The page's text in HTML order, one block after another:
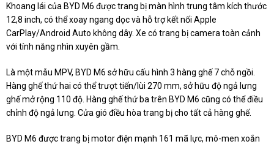
Khoang lái của BYD M6 được trang bị màn hình trung tâm kích thước
12,8 inch, có thể xoay ngang dọc và hỗ trợ kết nối Apple
CarPlay/Android Auto không dây. Xe có trang bị camera toàn cảnh
với tính năng nhìn xuyên gầm.
Là một mẫu MPV, BYD M6 sở hữu cấu hình 3 hàng ghế 7 chỗ ngồi.
Hàng ghế thứ hai có thể trượt tiến/lùi 270 mm, sở hữu độ ngả lưng
ghế mở rộng 110 độ. Hàng ghế thứ ba trên BYD M6 cũng có thể điều
chỉnh độ ngả lưng. Cửa gió điều hòa trang bị cho tất cả hàng ghế.
BYD M6 được trang bị motor điện mạnh 161 mã lực, mô-men xoắn